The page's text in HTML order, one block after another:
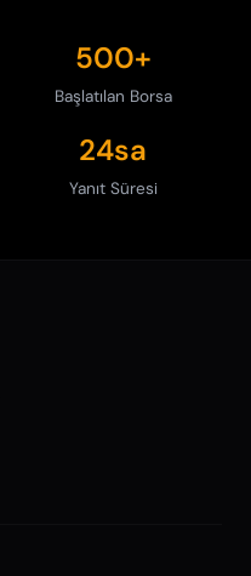
500+
Başlatılan Borsa
24sa
Yanıt Süresi